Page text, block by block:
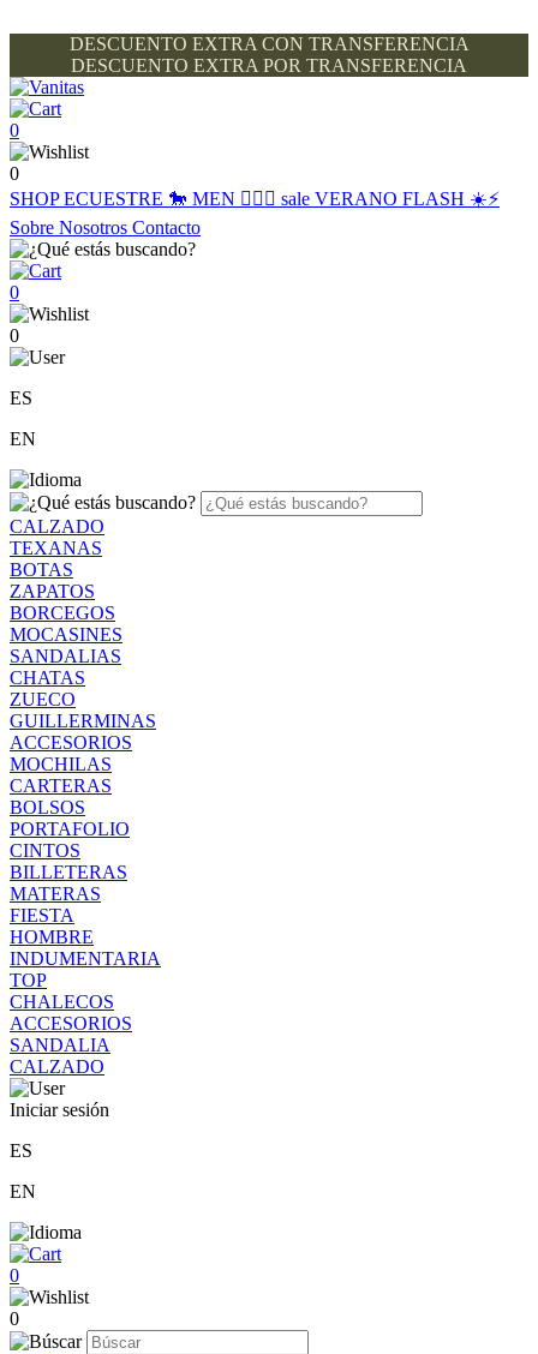
DESCUENTO EXTRA CON TRANSFERENCIA
DESCUENTO EXTRA POR TRANSFERENCIA
0
0
SHOPECUESTRE 🐎 MEN 🙋🏽‍♂️ sale VERANO FLASH ☀️⚡️
Sobre Nosotros Contacto
0
0
ES
EN
CALZADO
TEXANAS
BOTAS
ZAPATOS
BORCEGOS
MOCASINES
SANDALIAS
CHATAS
ZUECO
GUILLERMINAS
ACCESORIOS
MOCHILAS
CARTERAS
BOLSOS
PORTAFOLIO
CINTOS
BILLETERAS
MATERAS
FIESTA
HOMBRE
INDUMENTARIA
TOP
CHALECOS
ACCESORIOS
SANDALIA
CALZADO
Iniciar sesión
ES
EN
0
0